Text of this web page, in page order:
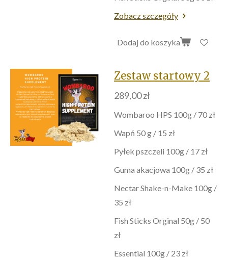
Zobacz szczegóły
Dodaj do koszyka
Zestaw startowy 2
289,00 zł
Wombaroo HPS 100g / 70 zł
Wapń 50 g / 15 zł
Pyłek pszczeli 100g / 17 zł
Guma akacjowa 100g / 35 zł
Nectar Shake-n-Make 100g /
35 zł
Fish Sticks Orginal 50g / 50
zł
Essential 100g / 23 zł